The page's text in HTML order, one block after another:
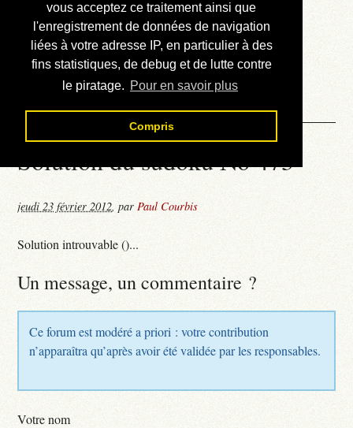
vous acceptez ce traitement ainsi que
l'enregistrement de données de navigation
liées à votre adresse IP, en particulier à des
fins statistiques, de debug et de lutte contre
le piratage. Pour en savoir plus
Compris
Annonces
Liens externes
Téléchargement
Contact
Solution du sudoku No 473
jeudi 23 février 2012,parPaul Courbis
Solution introuvable ()...
Un message, un commentaire ?
Ce forum est modéré a priori : votre contribution
n’apparaîtra qu’après avoir été validée par les responsables.
Votre nom